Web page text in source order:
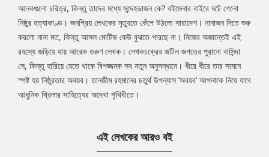
Article
অনেকগুলো চরিত্র, কিন্তু তাদের মধ্যে সন্দেহভাজন কে? বইমেলার বাইরে ঘটে গেলো
নিষ্ঠুর হত্যাকাণ্ড। জনপ্রিয় লেখকের মৃত্যুতে কেঁপে উঠলো সারাদেশ। নানাজন দিতে শুরু
করলো নানা মত, কিন্তু আসল মোটিভ কেউ বুঝতে পারছে না। নিজের অজান্তেই এই
রহস্যে জড়িয়ে যায় আরেক তরুণ লেখক। লেখকচক্রের জটিল জগতের পুরানো বাসিন্দা
সে, কিন্তু হারিয়ে যেতে থাকে বিপজ্জনক সব নতুন অনুসন্ধানে। ধীরে ধীরে তার সামনে
স্পষ্ট হয় নিষ্ঠুরতার অবয়ব। তানজীম রহমানের চতুর্থ উপন্যাস ‘অবয়ব’ আপনাকে নিয়ে যাবে
আধুনিক থ্রিলার সাহিত্যের অদেখা পৃথিবীতে।
এই লেখকের আরও বই